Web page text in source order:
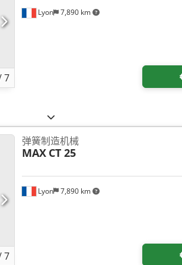
7
Lyon 7,890 km
7
Lyon 7,890 km
弹簧制造机械
MAX CT 25